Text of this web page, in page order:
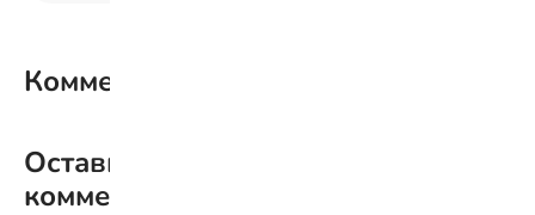
Комментарии
Оставить
комментарий